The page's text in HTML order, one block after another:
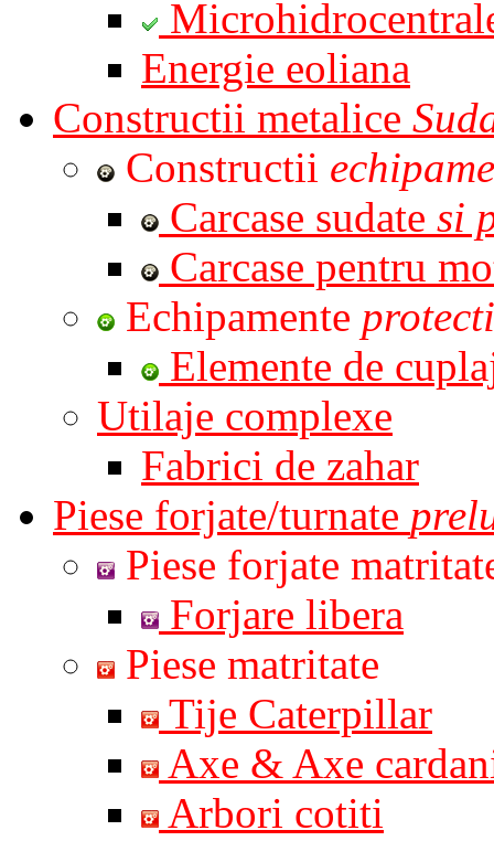
Energie eoliana
Constructii metalice
Constructii
Carcase sudate si
Carcase pentru
Echipamente
Elemente de
Utilaje complexe
Fabrici de zahar
Piese forjate/turnate
Piese forjate
Forjare libera
Piese matritate
Tije Caterpillar
Axe & Axe
Arbori cotiti